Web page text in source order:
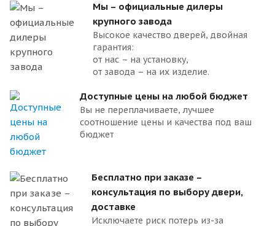
Мы – официальные дилеры
крупного завода
Высокое качество дверей, двойная
гарантия:
от нас – на установку,
от завода – на их изделие.
Доступные цены на любой бюджет
Вы не переплачиваете, лучшее
соотношение цены и качества под ваш
бюджет
Бесплатно при заказе –
консультация по выбору двери,
доставке
Исключаете риск потерь из-за